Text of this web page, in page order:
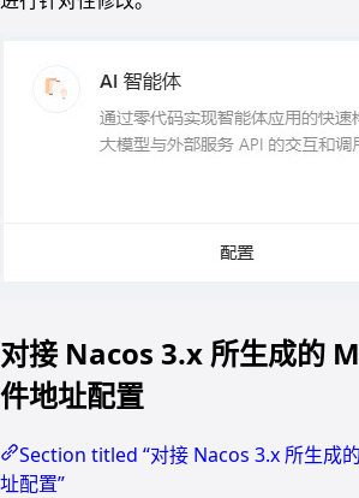
对接 Nacos 3.x 所生成的
件地址配置
Section titled “对接 Nacos 3.x 所生成
址配置”